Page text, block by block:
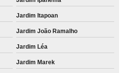
Jardim Itapoan
Jardim João Ramalho
Jardim Léa
Jardim Marek